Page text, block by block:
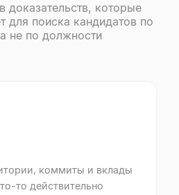
доказательств, которые
для поиска кандидатов по
не по должности
коммиты и вклады
то действительно